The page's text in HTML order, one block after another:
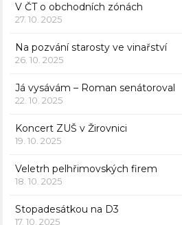
V ČT o obchodních zónách
27. 10. 2025
Na pozvání starosty ve vinařství
26. 10. 2025
Já vysávám – Roman senátoroval
22. 10. 2025
Koncert ZUŠ v Žirovnici
19. 10. 2025
Veletrh pelhřimovských firem
18. 10. 2025
Stopadesátkou na D3
17. 10. 2025